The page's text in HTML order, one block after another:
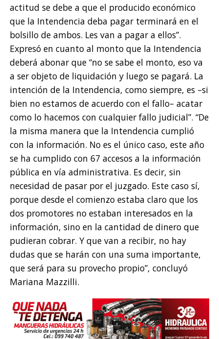
actitud se debe a que el producido económico
que la Intendencia deba pagar terminará en el
bolsillo de ambos. Les van a pagar a ellos”.
Expresó en cuanto al monto que la Intendencia
deberá abonar que “no se sabe el monto, eso va
a ser objeto de liquidación y luego se pagará. La
intención de la Intendencia, como siempre, es –si
bien no estamos de acuerdo con el fallo– acatar
como lo hacemos con cualquier fallo judicial”. “De
la misma manera que la Intendencia cumplió
con la información. No es el único caso, este año
se ha cumplido con 67 accesos a la información
pública en vía administrativa. Es decir, sin
necesidad de pasar por el juzgado. Este caso sí,
porque desde el comienzo estaba claro que los
dos promotores no estaban interesados en la
información, sino en la cantidad de dinero que
pudieran cobrar. Y que van a recibir, no hay
dudas que se harán con una suma importante,
que será para su provecho propio”, concluyó
Mariana Mazzilli.